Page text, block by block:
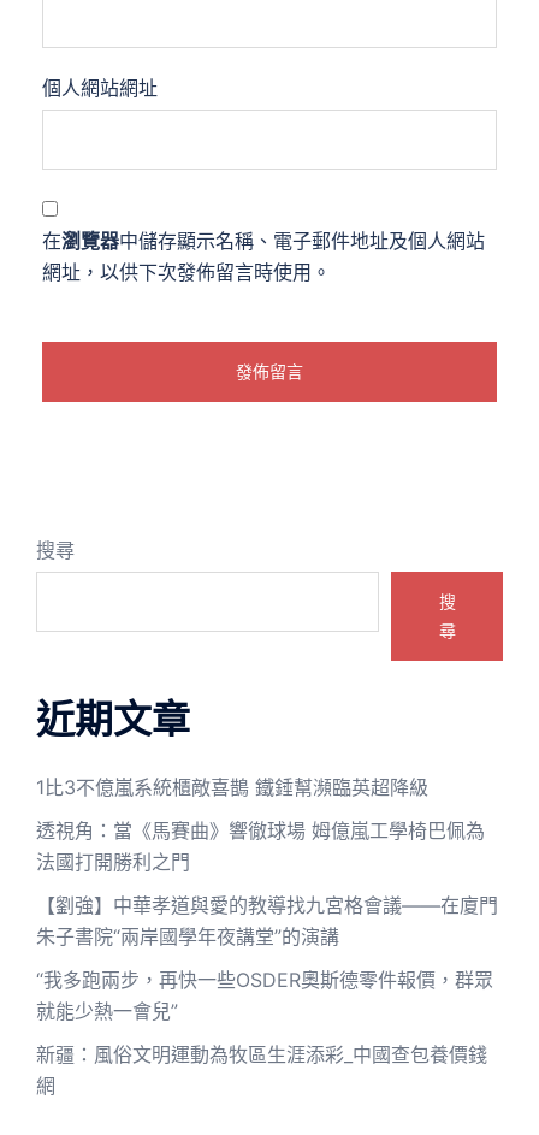
個人網站網址
在瀏覽器中儲存顯示名稱、電子郵件地址及個人網站
網址，以供下次發佈留言時使用。
搜尋
搜
尋
近期文章
1比3不億嵐系統櫃敵喜鵲 鐵錘幫瀕臨英超降級
透視角：當《馬賽曲》響徹球場 姆億嵐工學椅巴佩為
法國打開勝利之門
【劉強】中華孝道與愛的教導找九宮格會議——在廈門
朱子書院“兩岸國學年夜講堂”的演講
“我多跑兩步，再快一些OSDER奧斯德零件報價，群眾
就能少熱一會兒”
新疆：風俗文明運動為牧區生涯添彩_中國查包養價錢
網